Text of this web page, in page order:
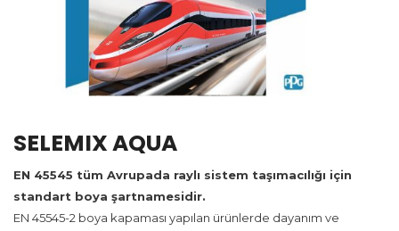
SELEMIX AQUA
EN 45545 tüm Avrupada raylı sistem taşımacılığı için
standart boya şartnamesidir.
EN 45545-2 boya kapaması yapılan ürünlerde dayanım ve